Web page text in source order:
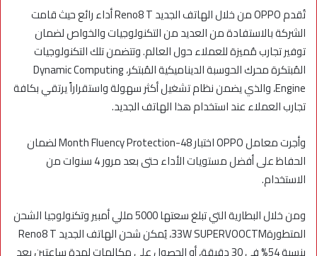
تُقدم OPPO من خلال الهاتف الجديد Reno8 T أداء رائع حيث قامت
الشركة بالاستفادة من العديد من التكنولوجيات والخواص لضمان
توفير تجارب مُميزة للعملاء حول العالم. وتتضمن تلك التكنولوجيات
المُبتكرة محرك الحوسبة الديناميكية المُبتكر، Dynamic Computing
Engine، والذي يضمن نظام تشغيل أكثر سهولة واستقراراً يرتقي بكافة
تجارب العملاء عند استخدام هذا الهاتف الجديد.
وأجرت معامل OPPO اختبار 48-Month Fluency Protection لضمان
الحفاظ على أفضل مستويات الأداء حتى بعد مرور 4 سنوات من
الاستخدام.
ومن خلال البطارية التي تبلغ سعتها 5000 مللي أمبير وتكنولوجيا الشحن
المتطورة33W SUPERVOOCTM، يُمكن شحن الهاتف الجديد Reno8 T
بنسبة 54% في 30 دقيقة، أو الحصول على مكالمات لمدة ساعتين بعد